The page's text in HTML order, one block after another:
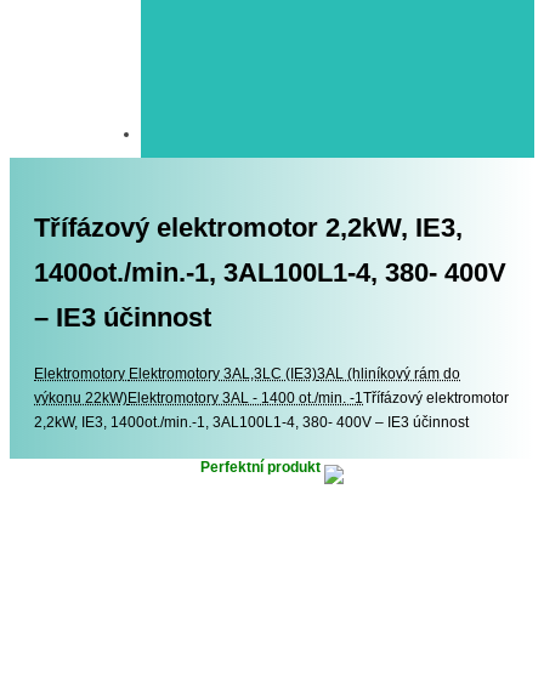
Třífázový elektromotor 2,2kW, IE3,
1400ot./min.-1, 3AL100L1-4, 380- 400V
– IE3 účinnost
Elektromotory Elektromotory
Elektromotory 3AL,3LC (IE3)3AL (hliníkový rám do
výkonu 22kW)Elektromotory 3AL - 1400 ot./min. -1Třífázový elektromotor
2,2kW, IE3, 1400ot./min.-1, 3AL100L1-4, 380- 400V – IE3 účinnost
Perfektní produkt